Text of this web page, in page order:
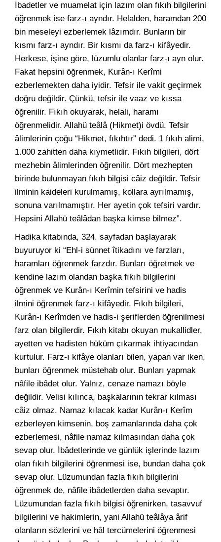
İbadetler ve muamelat için lazım olan fıkıh bilgilerini
öğrenmek ise farz-ı ayndır. Helalden, haramdan 200
bin meseleyi ezberlemek lâzımdır. Bunların bir
kısmı farz-ı ayndır. Bir kısmı da farz-ı kifâyedir.
Herkese, işine göre, lüzumlu olanlar farz-ı ayn olur.
Fakat hepsini öğrenmek, Kurân-ı Kerîmi
ezberlemekten daha iyidir. Tefsir ile vakit geçirmek
doğru değildir. Çünkü, tefsir ile vaaz ve kıssa
öğrenilir. Fıkıh okuyarak, helali, haramı
öğrenmelidir. Allahü teâlâ (Hikmet)i övdü. Tefsir
âlimlerinin çoğu “Hikmet, fıkıhtır” dedi. 1 fıkıh alimi,
1.000 zahitten daha kıymetlidir. Fıkıh bilgileri, dört
mezhebin âlimlerinden öğrenilir. Dört mezhepten
birinde bulunmayan fıkıh bilgisi câiz değildir. Tefsir
ilminin kaideleri kurulmamış, kollara ayrılmamış,
sonuna varılmamıştır. Her ayetin çok tefsiri vardır.
Hepsini Allahü teâlâdan başka kimse bilmez”.
Hadika kitabında, 324. sayfadan başlayarak
buyuruyor ki “Ehl-i sünnet îtikadını ve farzları,
haramları öğrenmek farzdır. Bunları öğretmek ve
kendine lazım olandan başka fıkıh bilgilerini
öğrenmek ve Kurân-ı Kerîmin tefsirini ve hadis
ilmini öğrenmek farz-ı kifâyedir. Fıkıh bilgileri,
Kurân-ı Kerîmden ve hadis-i şeriflerden öğrenilmesi
farz olan bilgilerdir. Fıkıh kitabı okuyan mukallidler,
ayetten ve hadisten hüküm çıkarmak ihtiyacından
kurtulur. Farz-ı kifâye olanları bilen, yapan var iken,
bunları öğrenmek müstehab olur. Bunları yapmak
nâfile ibâdet olur. Yalnız, cenaze namazı böyle
değildir. Velisi kılınca, başkalarının tekrar kılması
câiz olmaz. Namaz kılacak kadar Kurân-ı Kerîm
ezberleyen kimsenin, boş zamanlarında daha çok
ezberlemesi, nâfile namaz kılmasından daha çok
sevap olur. İbâdetlerinde ve günlük işlerinde lazım
olan fıkıh bilgilerini öğrenmesi ise, bundan daha çok
sevap olur. Lüzumundan fazla fıkıh bilgilerini
öğrenmek de, nâfile ibâdetlerden daha sevaptır.
Lüzumundan fazla fıkıh bilgisi öğrenirken, tasavvuf
bilgilerini ve hakimlerin, yani Allahü teâlâya ârif
olanların sözlerini ve hâl tercümelerini öğrenmesi